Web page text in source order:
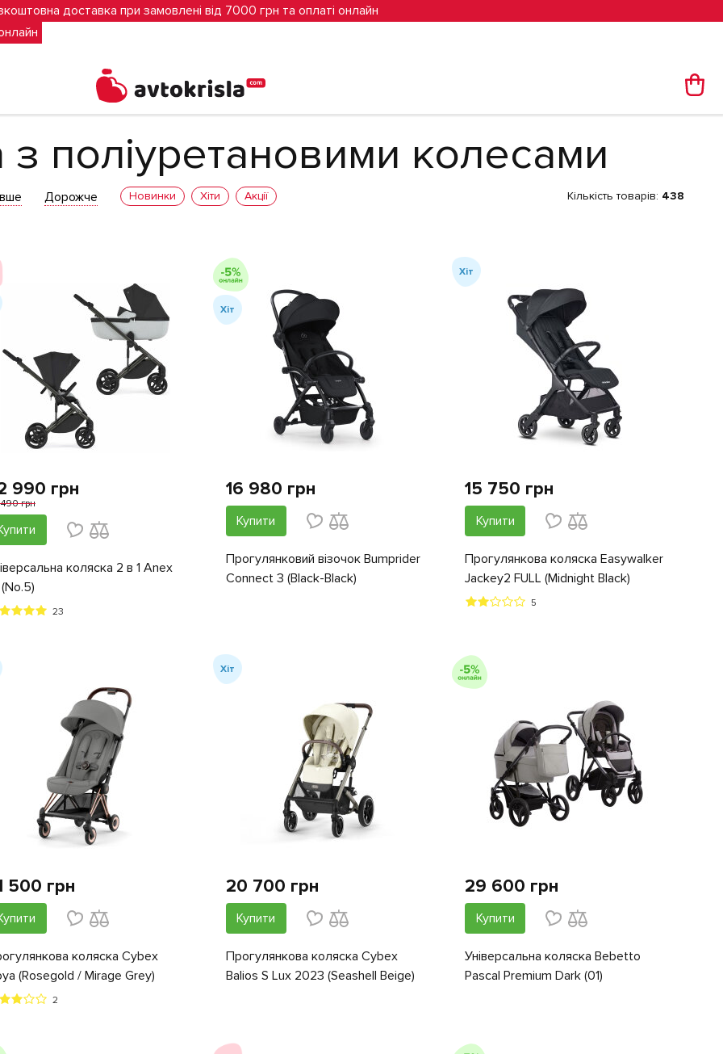
доставка при замовлені від 7000 грн та оплаті онлайн
поліуретановими колесами
Дорожче Новинки Хіти Акції Кількість товарів: 438
990 грн
грн
коляска 2 в 1 Anex
23
Хіт
16 980 грн
Купити
Прогулянковий візочок Bumprider
Connect 3 (Black-Black)
Хіт
15 750 грн
Купити
Прогулянкова коляска Easywalker
Jackey2 FULL (Midnight Black)
5
500 грн
коляска Cybex
(Rosegold / Mirage Grey)
2
Хіт
20 700 грн
Купити
Прогулянкова коляска Cybex
Balios S Lux 2023 (Seashell Beige)
29 600 грн
Купити
Універсальна коляска Bebetto
Pascal Premium Dark (01)